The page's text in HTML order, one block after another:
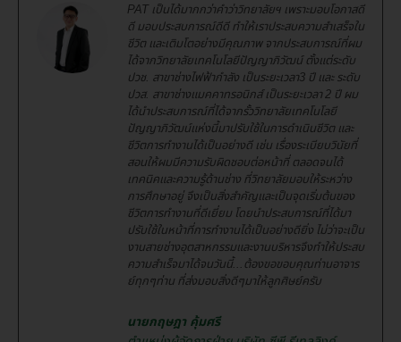
PAT เป็นได้มากกว่าคำว่าวิทยาลัยฯ เพราะมอบโอกาสดี
ดี มอบประสบการณ์ดีดี ทำให้เราประสบความสำเสร็จใน
ชีวิต และเติมโตอย่างมีคุณภาพ จากประสบการณ์ที่ผม
ได้จากวิทยาลัยเทคโนโลยีปัญญาภิวัฒน์ ตั้งแต่ระดับ
ปวช. สาขาช่างไฟฟ้ากำลัง เป็นระยะเวลา3 ปี และ ระดับ
ปวส. สาขาช่างแมคคาทรอนิกส์ เป็นระยะเวลา 2 ปี ผม
ได้นำประสบการณ์ที่ได้จากรั้ววิทยาลัยเทคโนโลยี
ปัญญาภิวัฒน์แห่งนี้มาปรับใช้ในการดำเนินชีวิต และ
ชีวิตการทำงานได้เป็นอย่างดี เช่น เรื่องระเบียบวินัยที่
สอนให้ผมมีความรับผิดชอบต่อหน้าที่ ตลอดจนได้
เทคนิคและความรู้ด้านช่าง ที่วิทยาลัยมอบให้ระหว่าง
การศึกษาอยู่ จึงเป็นสิ่งสำคัญและเป็นจุดเริ่มต้นของ
ชีวิตการทำงานที่ดีเยี่ยม โดยนำประสบการณ์ที่ได้มา
ปรับใช้ในหน้าที่การทำงานได้เป็นอย่างดียิ่ง ไม่ว่าจะเป็น
งานสายช่างอุตสาหกรรมและงานบริหารจึงทำให้ประสบ
ความสำเร็จมาได้จนวันนี้...ต้องขอขอบคุณท่านอาจาร
ย์ทุกๆท่าน ที่ส่งมอบสิ่งดีๆมาให้ลูกศิษย์ครับ
นายกฤษฎา คุ้มศรี